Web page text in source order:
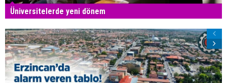
Üniversitelerde yeni dönem